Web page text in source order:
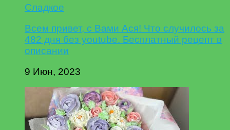
Сладкое
Всем привет, с Вами Ася! Что случилось за
482 дня без youtube. Бесплатный рецепт в
описании
9 Июн, 2023